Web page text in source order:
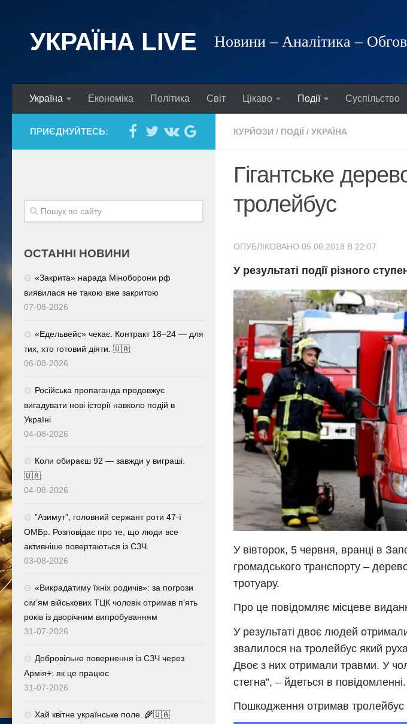
УКРАЇНА LIVE Новини – Аналітика –
Україна Економіка Політика Світ Цікаво Події Суспільство
КУРЙОЗИ / ПОДІЇ / УКРАЇНА
Гігантське
тролейбус
ОПУБЛІКОВАНО 05.06.2018 В 22:07
У результаті події різного
У вівторок, 5 червня, вранці в
громадського транспорту –
тротуару.
Про це повідомляє місцеве
У результаті двоє людей
звалилося на тролейбус який
Двоє з них отримали травми. У
стегна”, – йдеться в повідомленні.
Пошкодження отримав тролейбус
ПРИЄДНУЙТЕСЬ:
ОСТАННІ НОВИНИ
«Закрита» нарада Міноборони рф
виявилася не такою вже закритою
07-08-2026
«Едельвейс» чекає. Контракт 18–24 — для
тих, хто готовий діяти. 🇺🇦
06-08-2026
Російська пропаганда продовжує
вигадувати нові історії навколо подій в
Україні
04-08-2026
Коли обираєш 92 — завжди у виграші.
🇺🇦
04-08-2026
⁨”Азимут”, головний сержант роти 47-ї
ОМБр. Розповідає про те, що люди все
активніше повертаються із СЗЧ.
03-08-2026
«Викрадатиму їхніх родичів»: за погрози
сім’ям військових ТЦК чоловік отримав п’ять
років із дворічним випробуванням
31-07-2026
Добровільне повернення із СЗЧ через
Армія+: як це працює
31-07-2026
Хай квітне українське поле. 🌾🇺🇦